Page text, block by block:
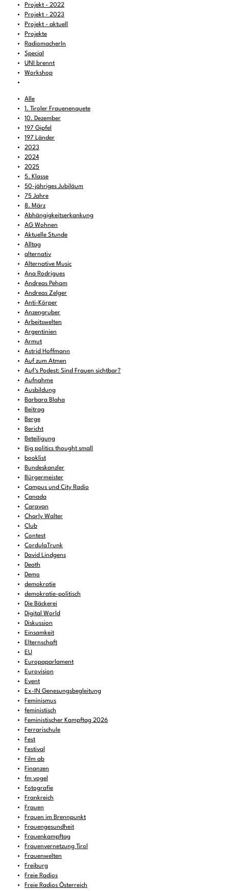
Projekt - 2022
Projekt - 2023
Projekt - aktuell
Projekte
RadiomacherIn
Special
UNI brennt
Workshop
Alle
1. Tiroler Frauenenquete
10. Dezember
197 Gipfel
197 Länder
2023
2024
2025
5. Klasse
50-jähriges Jubiläum
75 Jahre
8. März
Abhängigkeitserkankung
AG Wohnen
Aktuelle Stunde
Alltag
alternativ
Alternative Music
Ana Rodrigues
Andreas Peham
Andreas Zelger
Anti-Körper
Anzengruber
Arbeitswelten
Argentinien
Armut
Astrid Hoffmann
Auf zum Atmen
Auf's Podest: Sind Frauen sichtbar?
Aufnahme
Ausbildung
Barbara Blaha
Beitrag
Berge
Bericht
Beteiligung
Big politics thought small
booklist
Bundeskanzler
Bürgermeister
Campus und City Radio
Canada
Caravan
Charly Walter
Club
Contest
CordulaTrunk
David Lindgens
Death
Demo
demokratie
demokratie-politisch
Die Bäckerei
Digital World
Diskussion
Einsamkeit
Elternschaft
EU
Europaparlament
Eurovision
Event
Ex-IN Genesungsbegleitung
Feminismus
feministisch
Feministischer Kampftag 2026
Ferrarischule
Fest
Festival
Film ab
Finanzen
fm vogel
Fotografie
Frankreich
Frauen
Frauen im Brennpunkt
Frauengesundheit
Frauenkampftag
Frauenvernetzung Tirol
Frauenwelten
Freiburg
Freie Radios
Freie Radios Österreich